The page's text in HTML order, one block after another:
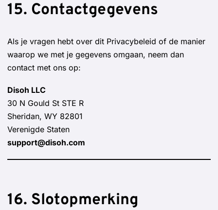
15. Contactgegevens
Als je vragen hebt over dit Privacybeleid of de manier
waarop we met je gegevens omgaan, neem dan
contact met ons op:
Disoh LLC
30 N Gould St STE R
Sheridan, WY 82801
Verenigde Staten
support@disoh.com
16. Slotopmerking